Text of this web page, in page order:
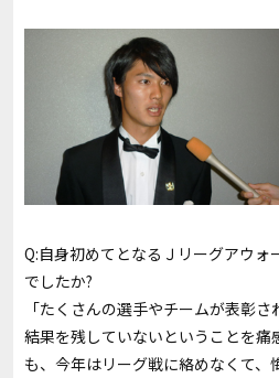
Q:自身初めてとなるＪリーグアウォ
でしたか?
「たくさんの選手やチームが表彰
結果を残していないということを痛
も、今年はリーグ戦に絡めなくて、